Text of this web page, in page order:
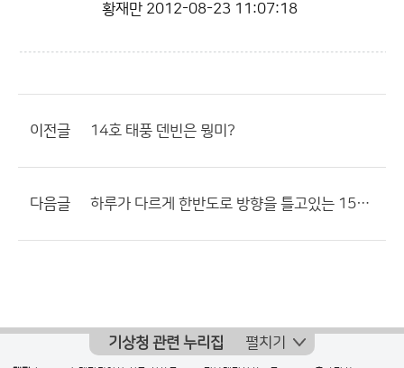
황재만 2012-08-23 11:07:18
이전글 14호 태풍 덴빈은 뭥미?
다음글 하루가 다르게 한반도로 방향을 틀고있는 15호 태풍...
기상청 관련 누리집 펼치기